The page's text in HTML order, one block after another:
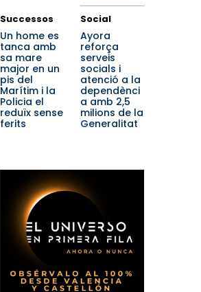
Successos
Un home es
tanca amb
sa mare
major en un
pis del
Marítim i la
Policia el
reduïx sense
ferits
Social
Ayora
reforça
serveis
socials i
atenció a la
dependènci
a amb 2,5
milions de la
Generalitat